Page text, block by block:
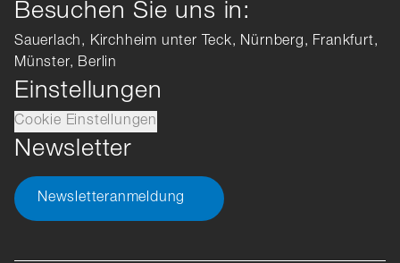
Besuchen Sie uns in:
Sauerlach, Kirchheim unter Teck, Nürnberg, Frankfurt,
Münster, Berlin
Einstellungen
Cookie Einstellungen
Newsletter
Newsletteranmeldung